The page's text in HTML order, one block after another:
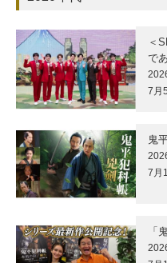
＜
で
7月
鬼
7月
「